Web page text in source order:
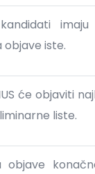
iste.
će objaviti
liste.